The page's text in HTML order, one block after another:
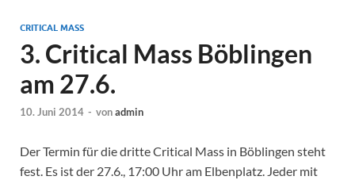
CRITICAL MASS
3. Critical Mass Böblingen
am 27.6.
10. Juni 2014 - vonadmin
Der Termin für die dritte Critical Mass in Böblingen steht
fest. Es ist der 27.6., 17:00 Uhr am Elbenplatz. Jeder mit